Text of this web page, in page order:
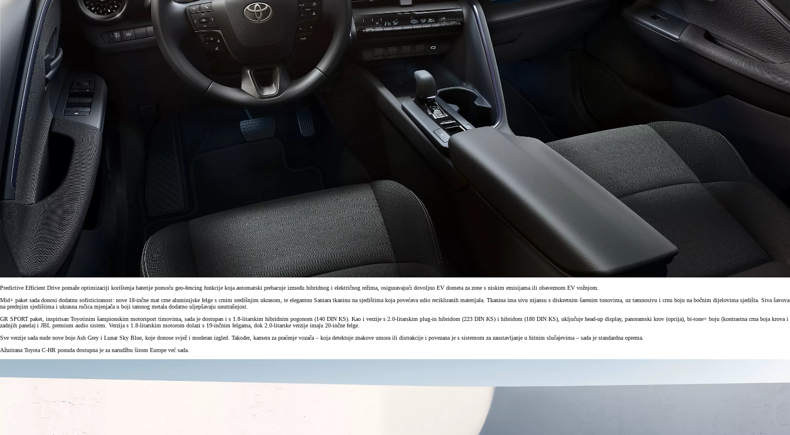
Predictive Efficient Drive pomaže optimizaciji korištenja baterije pomoću geo-fencing funkcije koja automatski prebacuje između hibridnog i električnog režima, osiguravajući dovoljno EV dometa za zone s niskim emisijama ili obaveznom EV vožnjom.
Mid+ paket sada donosi dodatnu sofisticiranost: nove 18-inčne mat crne aluminijske felge s crnim središnjim ukrasom, te elegantnu Samara tkaninu na sjedištima koja povećava udio recikliranih materijala. Tkanina ima sivu nijansu s diskretnim šarenim tonovima, uz tamnosivu i crnu boju na bočnim dijelovima sjedišta. Siva šavova
na prednjim sjedištima i ukrasna ručica mjenjača u boji tamnog metala dodatno uljepšavaju unutrašnjost.
GR SPORT paket, inspirisan Toyotinim šampionskim motorsport timovima, sada je dostupan i s 1.8-litarskim hibridnim pogonom (140 DIN KS). Kao i verzije s 2.0-litarskim plug-in hibridom (223 DIN KS) i hibridom (180 DIN KS), uključuje head-up display, panoramski krov (opcija), bi-tone+ boju (kontrastna crna boja krova i
zadnjih panela) i JBL premium audio sistem. Verzija s 1.8-litarskim motorom dolazi s 19-inčnim felgama, dok 2.0-litarske verzije imaju 20-inčne felge.
Sve verzije sada nude nove boje Ash Grey i Lunar Sky Blue, koje donose svjež i moderan izgled. Također, kamera za praćenje vozača – koja detektuje znakove umora ili distrakcije i povezana je s sistemom za zaustavljanje u hitnim slučajevima – sada je standardna oprema.
Ažurirana Toyota C-HR ponuda dostupna je za narudžbu širom Europe već sada.